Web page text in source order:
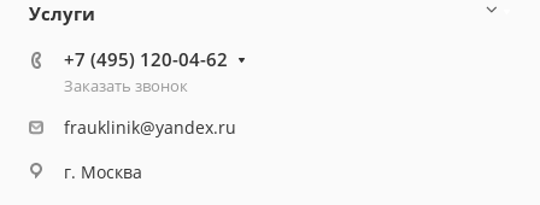
Услуги
+7 (495) 120-04-62
Заказать звонок
frauklinik@yandex.ru
г. Москва